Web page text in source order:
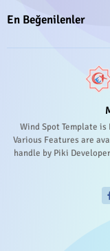
En Beğenilenler
Wind Spot Template is
Various Features are
handle by Piki